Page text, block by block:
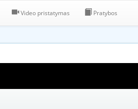
Video pristatymas Pratybos